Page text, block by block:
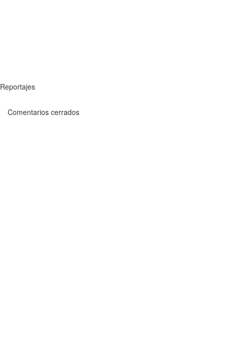
Reportajes
Comentarios cerrados